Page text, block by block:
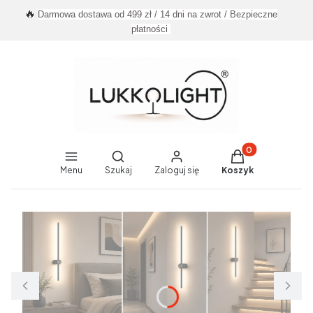
🔥 Darmowa dostawa od 499 zł / 14 dni na zwrot / Bezpieczne
płatności
Menu
Otwórz wyszukiwarkę
Szukaj Zaloguj się
Produkty w
Koszyk